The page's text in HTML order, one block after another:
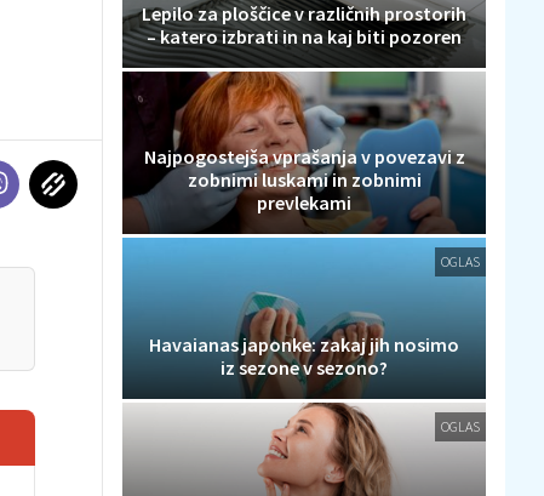
Lepilo za ploščice v različnih prostorih
– katero izbrati in na kaj biti pozoren
Najpogostejša vprašanja v povezavi z
zobnimi luskami in zobnimi
prevlekami
OGLAS
Havaianas japonke: zakaj jih nosimo
iz sezone v sezono?
OGLAS